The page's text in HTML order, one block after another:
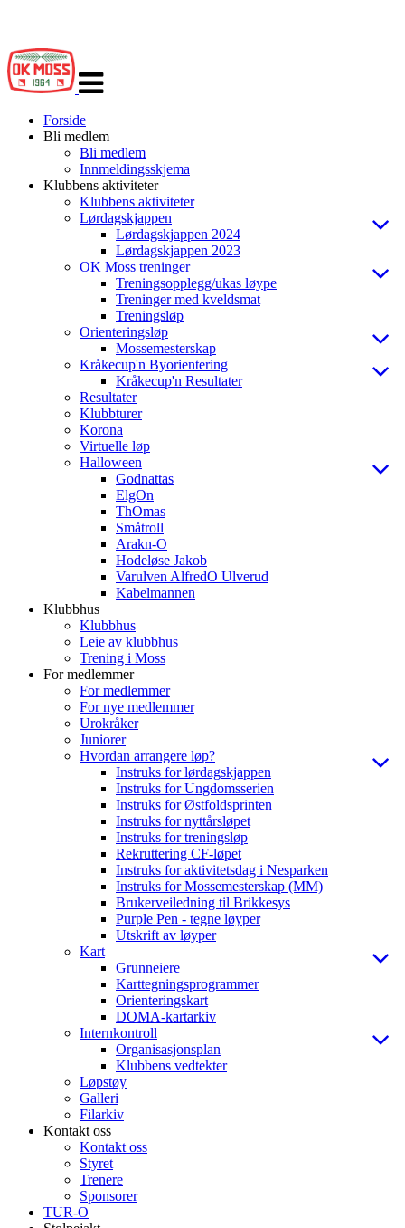
navigasjon
Forside
Bli medlem
Bli medlem
Innmeldingsskjema
Klubbens aktiviteter
Klubbens aktiviteter
Lørdagskjappen
Lørdagskjappen 2024
Lørdagskjappen 2023
OK Moss treninger
Treningsopplegg/ukas løype
Treninger med kveldsmat
Treningsløp
Orienteringsløp
Mossemesterskap
Kråkecup'n Byorientering
Kråkecup'n Resultater
Resultater
Klubbturer
Korona
Virtuelle løp
Halloween
Godnattas
ElgOn
ThOmas
Småtroll
Arakn-O
Hodeløse Jakob
Varulven AlfredO Ulverud
Kabelmannen
Klubbhus
Klubbhus
Leie av klubbhus
Trening i Moss
For medlemmer
For medlemmer
For nye medlemmer
Urokråker
Juniorer
Hvordan arrangere løp?
Instruks for lørdagskjappen
Instruks for Ungdomsserien
Instruks for Østfoldsprinten
Instruks for nyttårsløpet
Instruks for treningsløp
Rekruttering CF-løpet
Instruks for aktivitetsdag i Nesparken
Instruks for Mossemesterskap (MM)
Brukerveiledning til Brikkesys
Purple Pen - tegne løyper
Utskrift av løyper
Kart
Grunneiere
Karttegningsprogrammer
Orienteringskart
DOMA-kartarkiv
Internkontroll
Organisasjonsplan
Klubbens vedtekter
Løpstøy
Galleri
Filarkiv
Kontakt oss
Kontakt oss
Styret
Trenere
Sponsorer
TUR-O